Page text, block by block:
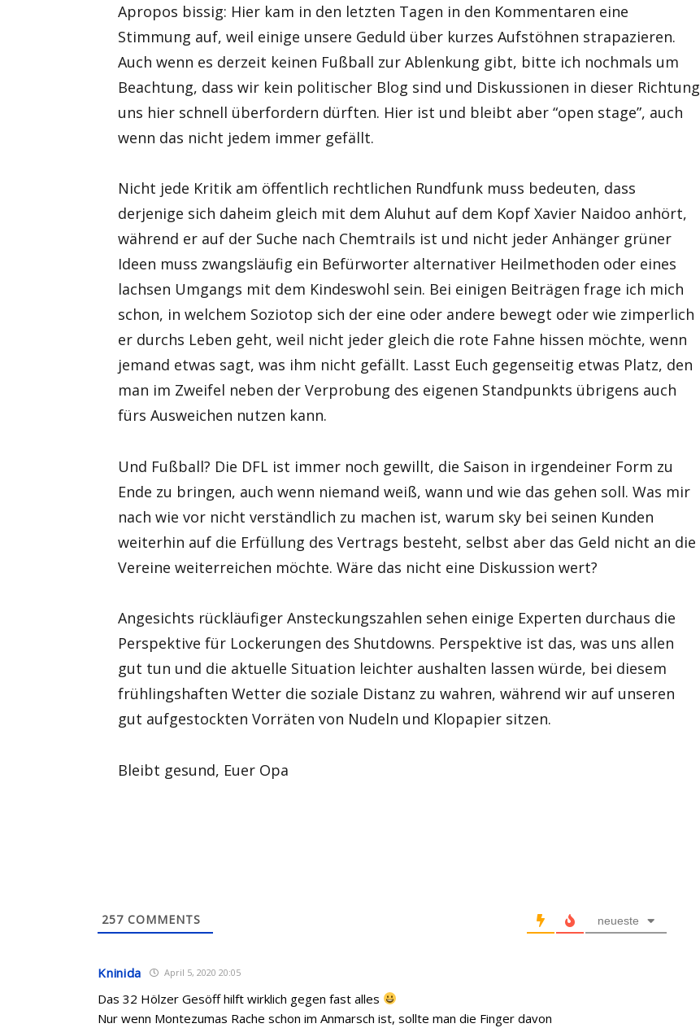
Apropos bissig: Hier kam in den letzten Tagen in den Kommentaren eine
Stimmung auf, weil einige unsere Geduld über kurzes Aufstöhnen strapazieren.
Auch wenn es derzeit keinen Fußball zur Ablenkung gibt, bitte ich nochmals um
Beachtung, dass wir kein politischer Blog sind und Diskussionen in dieser Richtung
uns hier schnell überfordern dürften. Hier ist und bleibt aber “open stage”, auch
wenn das nicht jedem immer gefällt.
Nicht jede Kritik am öffentlich rechtlichen Rundfunk muss bedeuten, dass
derjenige sich daheim gleich mit dem Aluhut auf dem Kopf Xavier Naidoo anhört,
während er auf der Suche nach Chemtrails ist und nicht jeder Anhänger grüner
Ideen muss zwangsläufig ein Befürworter alternativer Heilmethoden oder eines
lachsen Umgangs mit dem Kindeswohl sein. Bei einigen Beiträgen frage ich mich
schon, in welchem Soziotop sich der eine oder andere bewegt oder wie zimperlich
er durchs Leben geht, weil nicht jeder gleich die rote Fahne hissen möchte, wenn
jemand etwas sagt, was ihm nicht gefällt. Lasst Euch gegenseitig etwas Platz, den
man im Zweifel neben der Verprobung des eigenen Standpunkts übrigens auch
fürs Ausweichen nutzen kann.
Und Fußball? Die DFL ist immer noch gewillt, die Saison in irgendeiner Form zu
Ende zu bringen, auch wenn niemand weiß, wann und wie das gehen soll. Was mir
nach wie vor nicht verständlich zu machen ist, warum sky bei seinen Kunden
weiterhin auf die Erfüllung des Vertrags besteht, selbst aber das Geld nicht an die
Vereine weiterreichen möchte. Wäre das nicht eine Diskussion wert?
Angesichts rückläufiger Ansteckungszahlen sehen einige Experten durchaus die
Perspektive für Lockerungen des Shutdowns. Perspektive ist das, was uns allen
gut tun und die aktuelle Situation leichter aushalten lassen würde, bei diesem
frühlingshaften Wetter die soziale Distanz zu wahren, während wir auf unseren
gut aufgestockten Vorräten von Nudeln und Klopapier sitzen.
Bleibt gesund, Euer Opa
257 COMMENTS neueste
Kninida April 5, 2020 20:05
Das 32 Hölzer Gesöff hilft wirklich gegen fast alles
Nur wenn Montezumas Rache schon im Anmarsch ist, sollte man die Finger davon